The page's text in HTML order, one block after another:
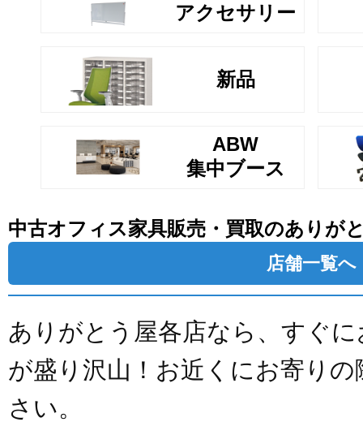
アクセサリー
新品
ABW
集中ブース
中古オフィス家具販売・買取のありが
店舗一覧へ
ありがとう屋各店なら、すぐ
が盛り沢山！お近くにお寄り
さい。